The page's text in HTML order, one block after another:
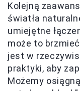
Kolejną
światła
umiejętne
może to
jest w
praktyki, aby
Możemy